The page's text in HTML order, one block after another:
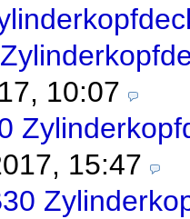
10:07
15:47